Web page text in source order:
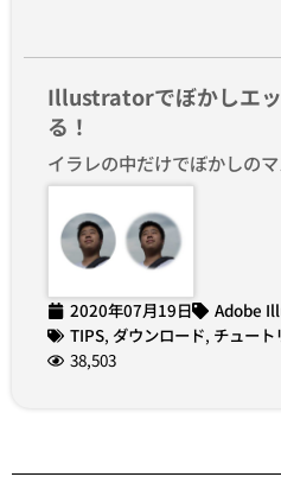
Illustratorでぼかしエ
る！
イラレの中だけでぼかしのマ
2020年07月19日
Adobe
TIPS, ダウンロード, チュート
38,503